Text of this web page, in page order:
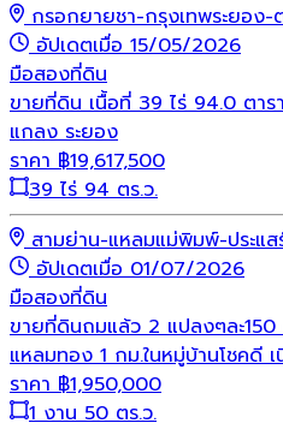
กรอกยายชา-กรุงเทพระยอง-
อัปเดตเมื่อ 15/05/2026
มือสองที่ดิน
ขายที่ดิน เนื้อที่ 39 ไร่ 94.0 ตา
แกลง ระยอง
ราคา ฿19,617,500
39 ไร่ 94 ตร.ว.
สามย่าน-แหลมแม่พิมพ์-ประแ
อัปเดตเมื่อ 01/07/2026
มือสองที่ดิน
ขายที่ดินถมแล้ว 2 แปลงๆละ
แหลมทอง 1 กม.ในหมู่บ้านโชคดี
ราคา ฿1,950,000
1 งาน 50 ตร.ว.